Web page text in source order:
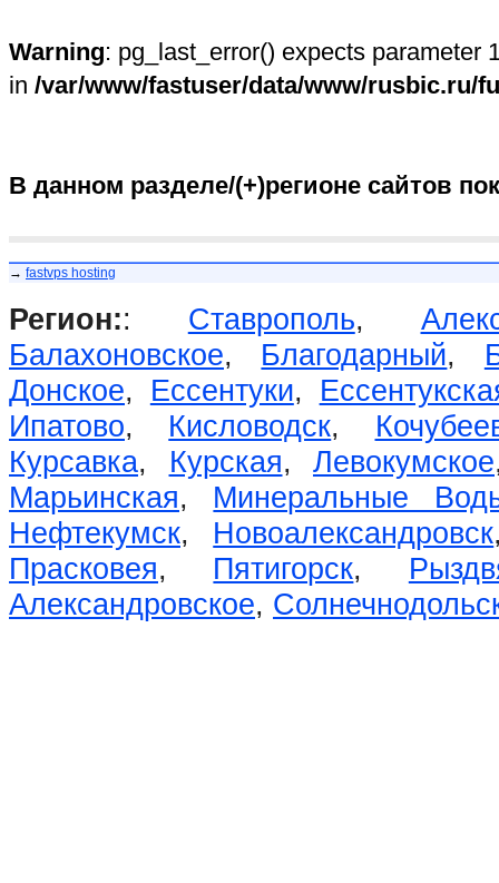
Warning: pg_last_error() expects parameter
in /var/www/fastuser/data/www/rusbic.ru/
В данном разделе/(+)регионе сайтов
→ fastvps hosting
Регион:: Ставрополь,
Балахоновское, Благодарный,
Донское, Ессентуки,
Ипатово, Кисловодск,
Курсавка, Курская, Левокумское
Марьинская, Минеральные
Нефтекумск, Новоалександровск
Прасковея, Пятигорск,
Александровское,